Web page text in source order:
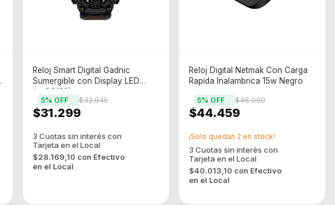
Reloj Smart Digital Gadnic
Sumergible con Display LED
(rm80f23)
$31.299
$32.945
5% OFF
$28.169,10 con Efectivo
en el Local
Reloj Digital Netmak Con Carga
Rapida Inalambrica 15w Negro
$44.459
$46.990
5% OFF
$40.013,10 con Efectivo
en el Local
¡Solo quedan 2 en stock!